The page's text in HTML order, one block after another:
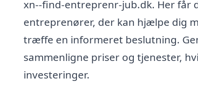
xn--find-entreprenr-jub.dk. Her får
entreprenører, der kan hjælpe dig
træffe en informeret beslutning.
sammenligne priser og tjenester,
investeringer.